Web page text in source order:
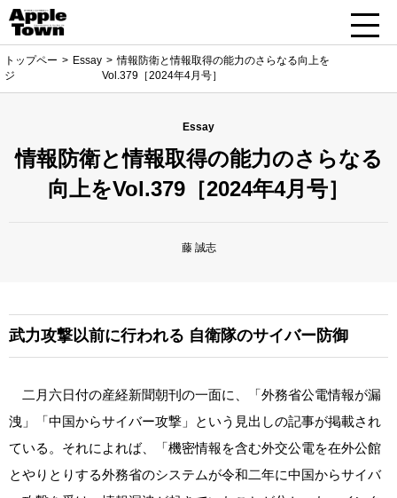
トップペー
ジ
Essay
情報防衛と情報取得の能力のさらなる向上を
Vol.379［2024年4月号］
Essay
情報防衛と情報取得の能力のさらなる
向上をVol.379［2024年4月号］
藤 誠志
武力攻撃以前に行われる 自衛隊のサイバー防御
二月六日付の産経新聞朝刊の一面に、「外務省公電情報が漏
洩」「中国からサイバー攻撃」という見出しの記事が掲載され
ている。それによれば、「機密情報を含む外交公電を在外公館
とやりとりする外務省のシステムが令和二年に中国からサイバ